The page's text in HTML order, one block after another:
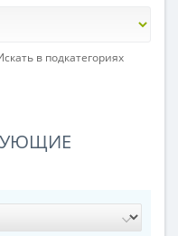
в подкатегориях